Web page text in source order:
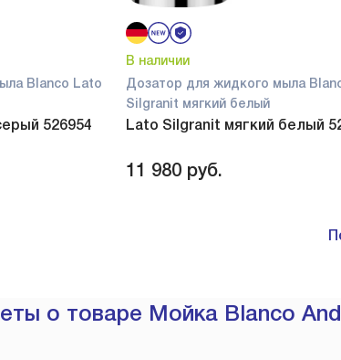
Blanco Lato
526954
В наличии
Дозатор для жидкого мыла
Silgranit мягкий белый
Lato Silgranit мягкий белый
11 980 руб.
о товаре Мойка Blanco